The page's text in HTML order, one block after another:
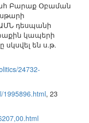
Բարաք Օբաման
ԱՄՆ դեսպանի
կապերի
սկսվել են ս.թ.
24732-
1995896.html, 23